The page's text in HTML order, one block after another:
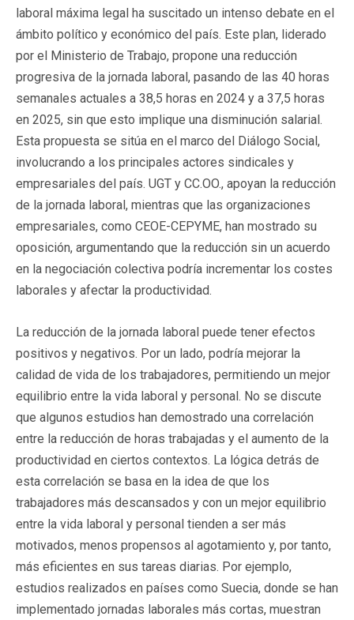
laboral máxima legal ha suscitado un intenso debate en el
ámbito político y económico del país. Este plan, liderado
por el Ministerio de Trabajo, propone una reducción
progresiva de la jornada laboral, pasando de las 40 horas
semanales actuales a 38,5 horas en 2024 y a 37,5 horas
en 2025, sin que esto implique una disminución salarial.
Esta propuesta se sitúa en el marco del Diálogo Social,
involucrando a los principales actores sindicales y
empresariales del país. UGT y CC.OO., apoyan la reducción
de la jornada laboral, mientras que las organizaciones
empresariales, como CEOE-CEPYME, han mostrado su
oposición, argumentando que la reducción sin un acuerdo
en la negociación colectiva podría incrementar los costes
laborales y afectar la productividad.
La reducción de la jornada laboral puede tener efectos
positivos y negativos. Por un lado, podría mejorar la
calidad de vida de los trabajadores, permitiendo un mejor
equilibrio entre la vida laboral y personal. No se discute
que algunos estudios han demostrado una correlación
entre la reducción de horas trabajadas y el aumento de la
productividad en ciertos contextos. La lógica detrás de
esta correlación se basa en la idea de que los
trabajadores más descansados y con un mejor equilibrio
entre la vida laboral y personal tienden a ser más
motivados, menos propensos al agotamiento y, por tanto,
más eficientes en sus tareas diarias. Por ejemplo,
estudios realizados en países como Suecia, donde se han
implementado jornadas laborales más cortas, muestran